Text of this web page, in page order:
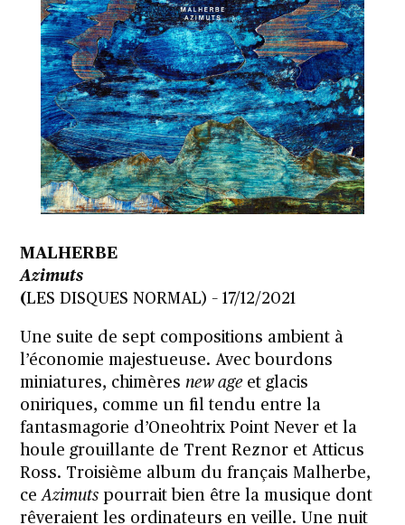
MALHERBE
Azimuts
(LES DISQUES NORMAL) – 17/12/2021
Une suite de sept compositions ambient à
l’économie majestueuse. Avec bourdons
miniatures, chimèresnew ageet glacis
oniriques, comme un fil tendu entre la
fantasmagorie d’Oneohtrix Point Never et la
houle grouillante de Trent Reznor et Atticus
Ross. Troisième album du français Malherbe,
ceAzimuts pourrait bien être la musique dont
rêveraient les ordinateurs en veille. Une nuit